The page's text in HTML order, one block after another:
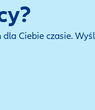
Ciebie czasie.